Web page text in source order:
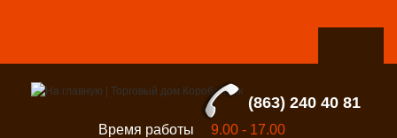
(863) 240 40 81
Время работы 9.00 - 17.00